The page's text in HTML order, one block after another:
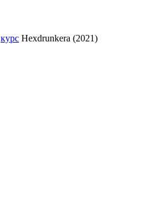
курс Hexdrunkera (2021)